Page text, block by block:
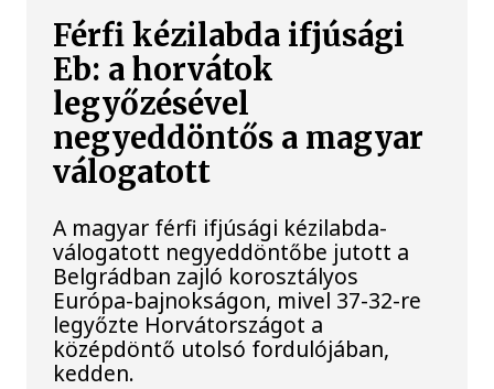
Férfi kézilabda ifjúsági
Eb: a horvátok
legyőzésével
negyeddöntős a magyar
válogatott
A magyar férfi ifjúsági kézilabda-
válogatott negyeddöntőbe jutott a
Belgrádban zajló korosztályos
Európa-bajnokságon, mivel 37-32-re
legyőzte Horvátországot a
középdöntő utolsó fordulójában,
kedden.